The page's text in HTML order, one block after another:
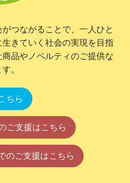
つながることで、一人ひと
きていく社会の実現を目指
品やノベルティのご提供な
。
ちら
ご支援はこちら
のご支援はこちら